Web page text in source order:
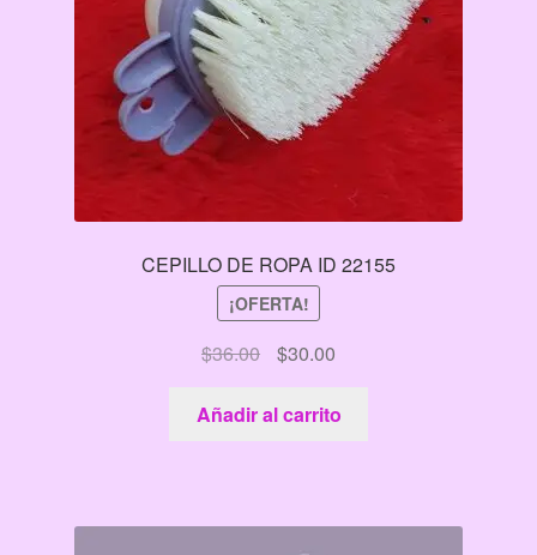
CEPILLO DE ROPA ID 22155
¡OFERTA!
$36.00
El
precio
original
era:
$30.00El
precio
actual
es:
Añadir al carrito